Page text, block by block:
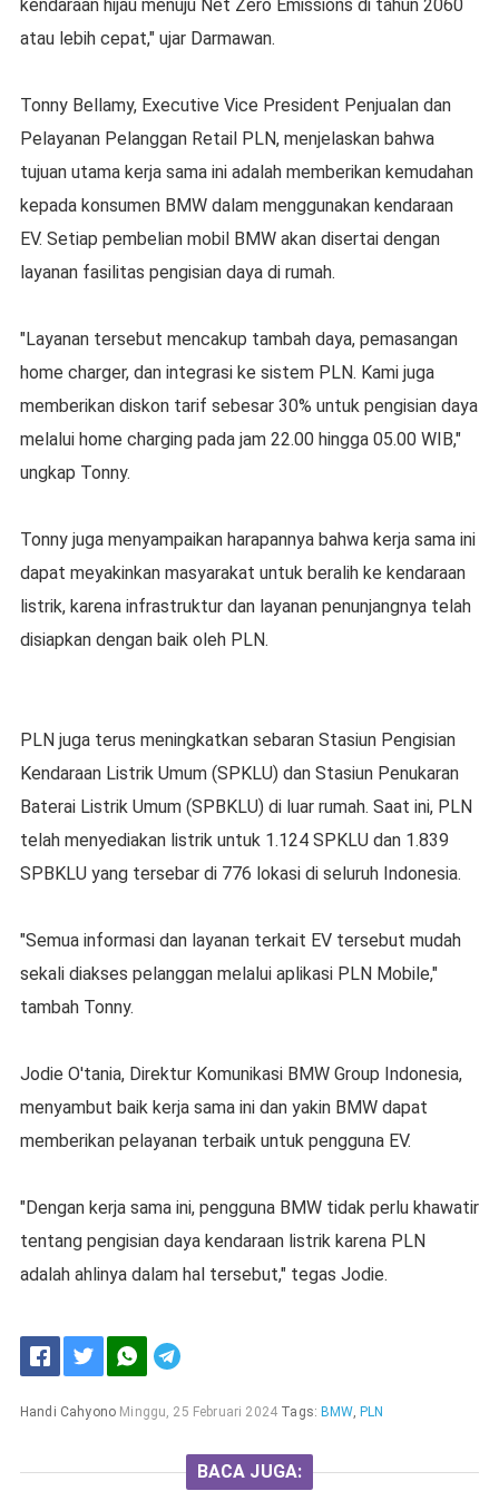
kendaraan hijau menuju Net Zero Emissions di tahun 2060
atau lebih cepat," ujar Darmawan.
Tonny Bellamy, Executive Vice President Penjualan dan
Pelayanan Pelanggan Retail PLN, menjelaskan bahwa
tujuan utama kerja sama ini adalah memberikan kemudahan
kepada konsumen BMW dalam menggunakan kendaraan
EV. Setiap pembelian mobil BMW akan disertai dengan
layanan fasilitas pengisian daya di rumah.
"Layanan tersebut mencakup tambah daya, pemasangan
home charger, dan integrasi ke sistem PLN. Kami juga
memberikan diskon tarif sebesar 30% untuk pengisian daya
melalui home charging pada jam 22.00 hingga 05.00 WIB,"
ungkap Tonny.
Tonny juga menyampaikan harapannya bahwa kerja sama ini
dapat meyakinkan masyarakat untuk beralih ke kendaraan
listrik, karena infrastruktur dan layanan penunjangnya telah
disiapkan dengan baik oleh PLN.
PLN juga terus meningkatkan sebaran Stasiun Pengisian
Kendaraan Listrik Umum (SPKLU) dan Stasiun Penukaran
Baterai Listrik Umum (SPBKLU) di luar rumah. Saat ini, PLN
telah menyediakan listrik untuk 1.124 SPKLU dan 1.839
SPBKLU yang tersebar di 776 lokasi di seluruh Indonesia.
"Semua informasi dan layanan terkait EV tersebut mudah
sekali diakses pelanggan melalui aplikasi PLN Mobile,"
tambah Tonny.
Jodie O'tania, Direktur Komunikasi BMW Group Indonesia,
menyambut baik kerja sama ini dan yakin BMW dapat
memberikan pelayanan terbaik untuk pengguna EV.
"Dengan kerja sama ini, pengguna BMW tidak perlu khawatir
tentang pengisian daya kendaraan listrik karena PLN
adalah ahlinya dalam hal tersebut," tegas Jodie.
Handi Cahyono Minggu, 25 Februari 2024 Tags: BMW, PLN
BACA JUGA: